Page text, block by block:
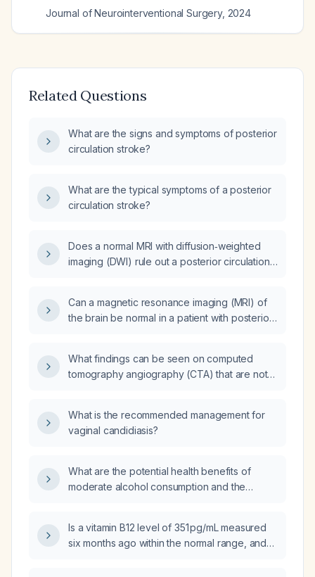
Journal of Neurointerventional Surgery, 2024
Related Questions
What are the signs and symptoms of posterior
circulation stroke?
What are the typical symptoms of a posterior
circulation stroke?
Does a normal MRI with diffusion‑weighted
imaging (DWI) rule out a posterior circulation
Can a magnetic resonance imaging (MRI) of
the brain be normal in a patient with posterior
What findings can be seen on computed
tomography angiography (CTA) that are not
circulation stroke?
What is the recommended management for
vaginal candidiasis?
What are the potential health benefits of
moderate alcohol consumption and the
Is a vitamin B12 level of 351 pg/mL measured
six months ago within the normal range, and